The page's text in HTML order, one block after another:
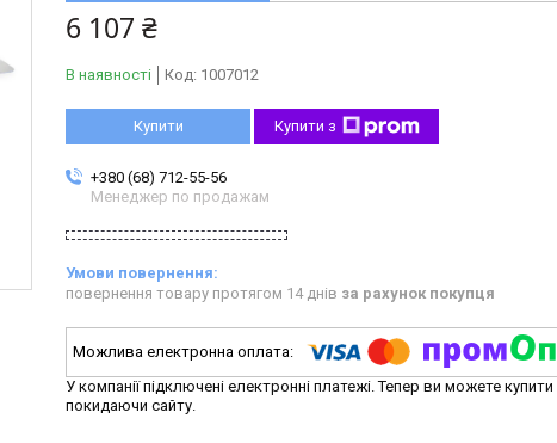
6 107 ₴
В наявності Код: 1007012
Купити Купити з
+380 (68) 712-55-56
Менеджер по продажам
повернення товару протягом 14 днів за рахунок покупця
У компанії підключені електронні платежі. Тепер ви можете
покидаючи сайту.